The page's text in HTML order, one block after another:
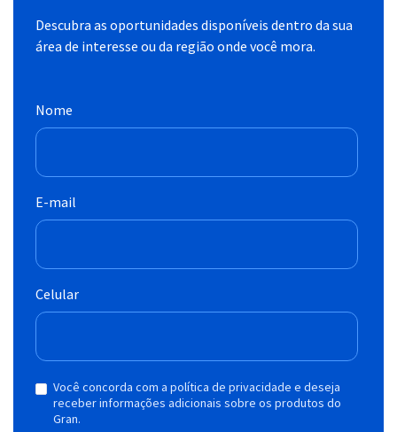
Descubra as oportunidades disponíveis dentro da sua
área de interesse ou da região onde você mora.
Nome
E-mail
Celular
Você concorda com a política de privacidade e deseja
receber informações adicionais sobre os produtos do
Gran.